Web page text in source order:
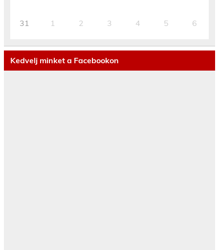
31 1 2 3 4 5 6
Kedvelj minket a Facebookon